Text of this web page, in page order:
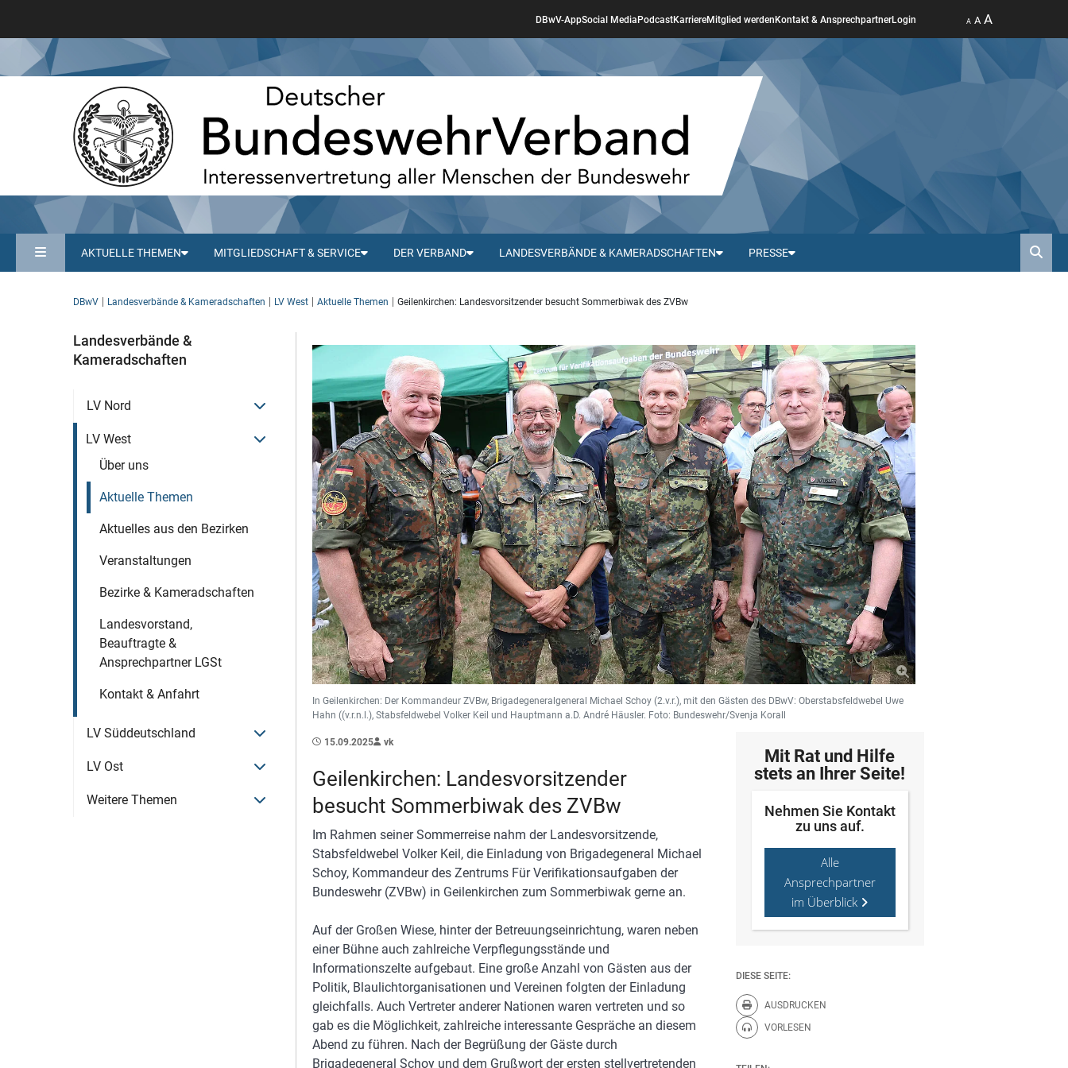
DBwV-AppSocial Media PodcastKarriereMitglied werden Kontakt & AnsprechpartnerLogin A A A
AKTUELLE THEMEN MITGLIEDSCHAFT & SERVICE DER VERBAND LANDESVERBÄNDE & KAMERADSCHAFTEN PRESSE
DBwV Landesverbände & Kameradschaften LV West Aktuelle Themen Geilenkirchen: Landesvorsitzender besucht Sommerbiwak des ZVBw
Landesverbände &
Kameradschaften
LV Nord Menü öffnen
LV West
Menü öffnen
Über uns
Aktuelle Themen
Aktuelles aus den Bezirken
Veranstaltungen
Bezirke & Kameradschaften
Landesvorstand,
Beauftragte &
Ansprechpartner LGSt
Kontakt & Anfahrt
LV Süddeutschland
LV Ost
Weitere Themen Menü öffnen
In Geilenkirchen: Der Kommandeur ZVBw, Brigadegeneralgeneral Michael Schoy (2.v.r.), mit den Gästen des DBwV: Oberstabsfeldwebel Uwe
Hahn ((v.r.n.l.), Stabsfeldwebel Volker Keil und Hauptmann a.D. André Häusler. Foto: Bundeswehr/Svenja Korall
15.09.2025 vk
Geilenkirchen: Landesvorsitzender
besucht Sommerbiwak des ZVBw
Im Rahmen seiner Sommerreise nahm der Landesvorsitzende,
Stabsfeldwebel Volker Keil, die Einladung von Brigadegeneral Michael
Schoy, Kommandeur des Zentrums Für Verifikationsaufgaben der
Bundeswehr (ZVBw) in Geilenkirchen zum Sommerbiwak gerne an.
Auf der Großen Wiese, hinter der Betreuungseinrichtung, waren neben
einer Bühne auch zahlreiche Verpflegungsstände und
Informationszelte aufgebaut. Eine große Anzahl von Gästen aus der
Politik, Blaulichtorganisationen und Vereinen folgten der Einladung
gleichfalls. Auch Vertreter anderer Nationen waren vertreten und so
gab es die Möglichkeit, zahlreiche interessante Gespräche an diesem
Abend zu führen. Nach der Begrüßung der Gäste durch
Brigadegeneral Schoy und dem Grußwort der ersten stellvertretenden
Mit Rat und Hilfe
stets an Ihrer Seite!
Nehmen Sie Kontakt
zu uns auf.
Alle
Ansprechpartner
im Überblick
DIESE SEITE:
AUSDRUCKEN
Diese Seite drucken.
VORLESEN
Diese Seite vorlesen.